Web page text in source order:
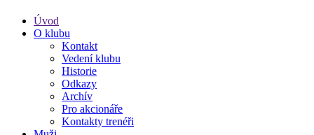
Úvod
O klubu
Kontakt
Vedení klubu
Historie
Odkazy
Archív
Pro akcionáře
Kontakty trenéři